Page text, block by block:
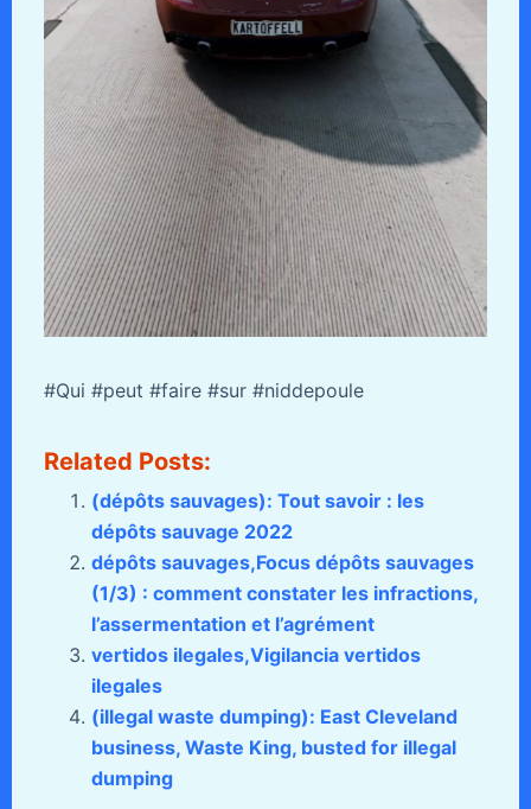
#Qui #peut #faire #sur #niddepoule
Related Posts:
(dépôts sauvages): Tout savoir : les
dépôts sauvage 2022
dépôts sauvages,Focus dépôts sauvages
(1/3) : comment constater les infractions,
l’assermentation et l’agrément
vertidos ilegales,Vigilancia vertidos
ilegales
(illegal waste dumping): East Cleveland
business, Waste King, busted for illegal
dumping